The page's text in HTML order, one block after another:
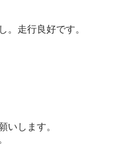
。走行良好です。
いします。